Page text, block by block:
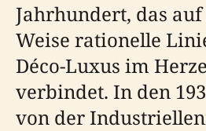
Jahrhundert, das
Weise rationelle
Déco-Luxus im
verbindet. In den
von der